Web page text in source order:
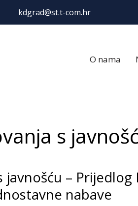
kdgrad@st.t-com.hr
O nama
s
javnošću –
nabave